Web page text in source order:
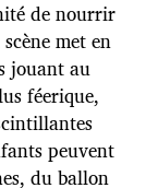
de nourrir
met en
jouant au
féerique,
peuvent
du ballon